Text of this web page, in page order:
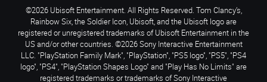
©2026 Ubisoft Entertainment. All Rights Reserved. Tom Clancy’s,
Rainbow Six, the Soldier Icon, Ubisoft, and the Ubisoft logo are
registered or unregistered trademarks of Ubisoft Entertainment in the
US and/or other countries. ©2026 Sony Interactive Entertainment
LLC. "PlayStation Family Mark", "PlayStation", "PS5 logo", "PS5", "PS4
logo", "PS4", "PlayStation Shapes Logo" and "Play Has No Limits" are
registered trademarks or trademarks of Sony Interactive